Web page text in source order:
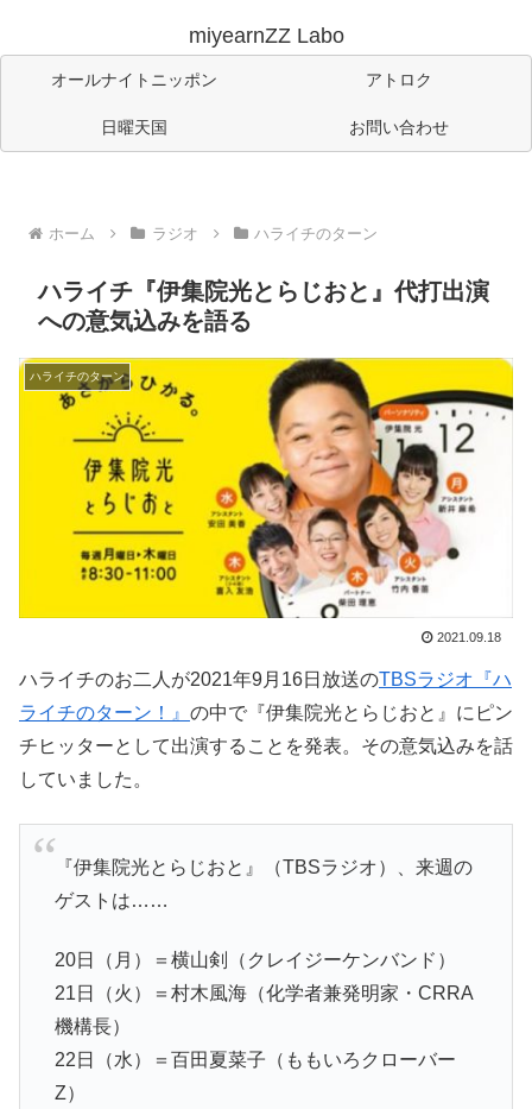
miyearnZZ Labo
オールナイトニッポン アトロク
日曜天国 お問い合わせ
ホーム ラジオ ハライチのターン
ハライチ『伊集院光とらじおと』代打出演
への意気込みを語る
ハライチのターン
2021.09.18
ハライチのお二人が2021年9月16日放送のTBSラジオ『ハ
ライチのターン！』 の中で『伊集院光とらじおと』にピン
チヒッターとして出演することを発表。その意気込みを話
していました。
『伊集院光とらじおと』（TBSラジオ）、来週の
ゲストは……
20日（月）＝横山剣（クレイジーケンバンド）
21日（火）＝村木風海（化学者兼発明家・CRRA
機構長）
22日（水）＝百田夏菜子（ももいろクローバー
Z）